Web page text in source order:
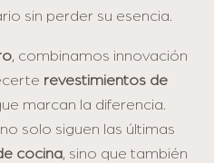
sin perder su esencia.
, combinamos innovación
revestimientos de
marcan la diferencia.
solo siguen las últimas
cocina, sino que también